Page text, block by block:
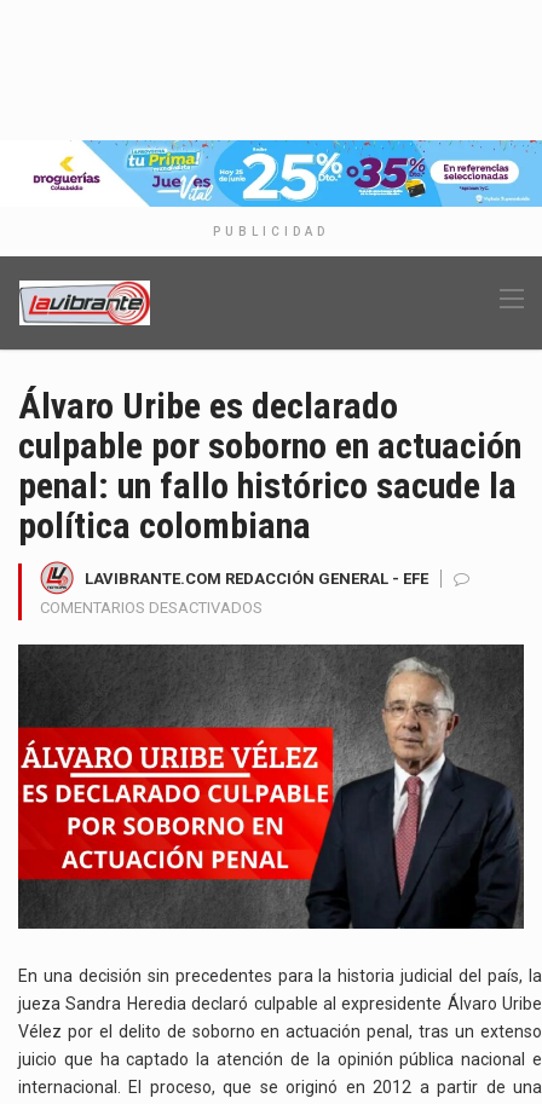
PUBLICIDAD
Álvaro Uribe es declarado
culpable por soborno en actuación
penal: un fallo histórico sacude la
política colombiana
LAVIBRANTE.COM REDACCIÓN GENERAL - EFE
COMENTARIOS DESACTIVADOS
URIBE
ES
DECLARADO
CULPABLE
POR
SOBORNO
ACTUACIÓN
PENAL:
UN
FALLO
LA
POLÍTICA
COLOMBIANA
En una decisión sin precedentes para la historia judicial del país, la
jueza Sandra Heredia declaró culpable al expresidente Álvaro Uribe
Vélez por el delito de soborno en actuación penal, tras un extenso
juicio que ha captado la atención de la opinión pública nacional e
internacional. El proceso, que se originó en 2012 a partir de una